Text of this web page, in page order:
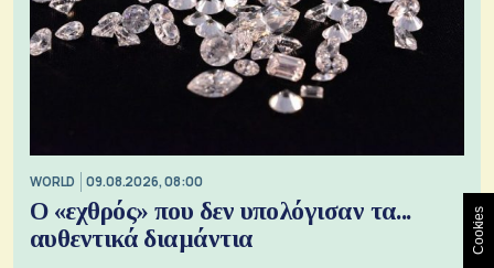
WORLD 09.08.2026, 08:00
Ο «εχθρός» που δεν υπολόγισαν τα...
αυθεντικά διαμάντια
Cookies